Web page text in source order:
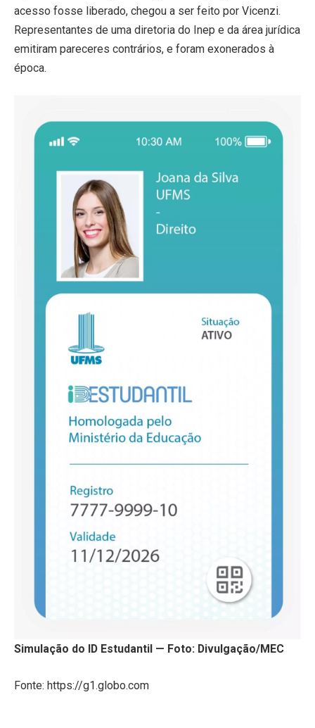
acesso fosse liberado, chegou a ser feito por Vicenzi.
Representantes de uma diretoria do Inep e da área jurídica
emitiram pareceres contrários, e foram exonerados à
época.
Simulação do ID Estudantil — Foto: Divulgação/MEC
Fonte: https://g1.globo.com